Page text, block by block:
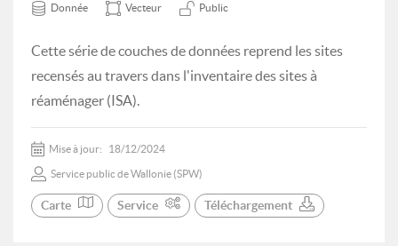
Donnée Vecteur Public
Cette série de couches de données reprend les sites
recensés au travers dans l'inventaire des sites à
réaménager (ISA).
Mise à jour: 18/12/2024
Service public de Wallonie (SPW)
Carte Service Téléchargement